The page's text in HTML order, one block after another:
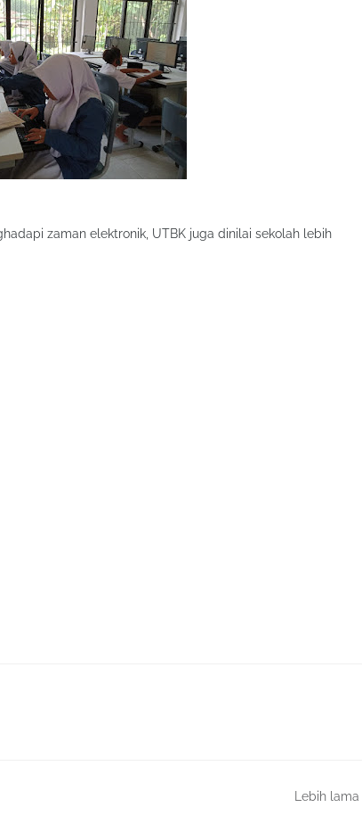
zaman elektronik, UTBK juga dinilai sekolah lebih
Lebih lama